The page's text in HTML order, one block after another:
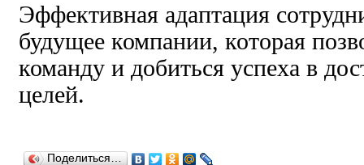
Эффективная адаптация
будущее компании, которая
команду и добиться успеха в
целей.
Поделиться…